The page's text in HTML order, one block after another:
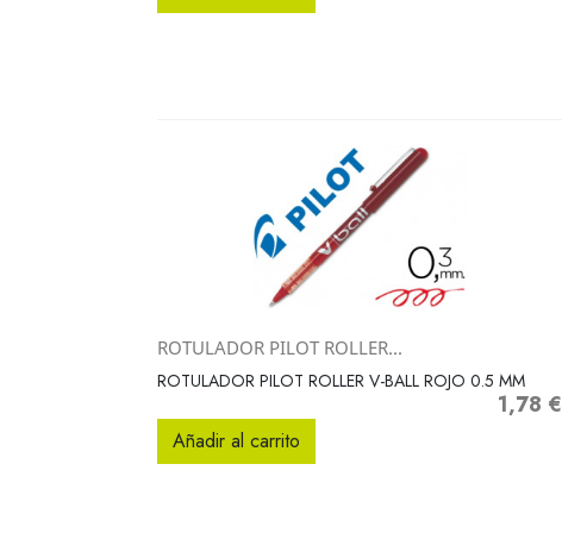
Vista rápida
ROTULADOR PILOT ROLLER...
ROTULADOR PILOT ROLLER V-BALL ROJO 0.5 MM
Precio
1,78 €
Añadir al carrito